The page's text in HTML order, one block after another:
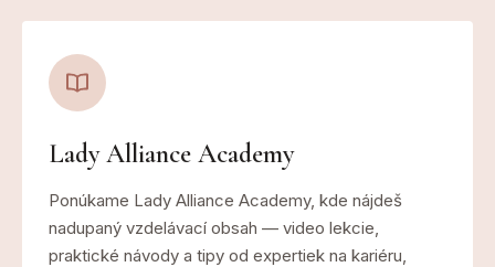
Lady Alliance Academy
Ponúkame Lady Alliance Academy, kde nájdeš
nadupaný vzdelávací obsah — video lekcie,
praktické návody a tipy od expertiek na kariéru,